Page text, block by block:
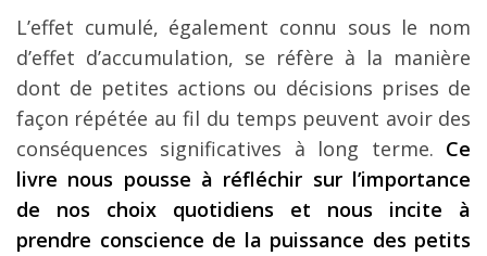
L’effet cumulé, également connu sous le nom
d’effet d’accumulation, se réfère à la manière
dont de petites actions ou décisions prises de
façon répétée au fil du temps peuvent avoir des
conséquences significatives à long terme. Ce
livre nous pousse à réfléchir sur l’importance
de nos choix quotidiens et nous incite à
prendre conscience de la puissance des petits